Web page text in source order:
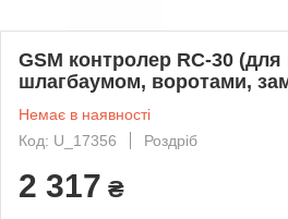
GSM контролер RC-30 (для
шлагбаумом, воротами,
Немає в наявності
Код: U_17356
Роздріб
2 317 ₴